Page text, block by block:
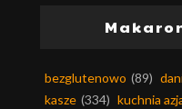
bezglutenowo (89)
kasze (334) kuchnia